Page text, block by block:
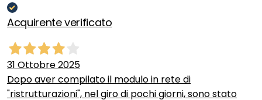
Acquirente verificato
31 Ottobre 2025
Dopo aver compilato il modulo in rete di
"ristrutturazioni", nel giro di pochi giorni, sono stato